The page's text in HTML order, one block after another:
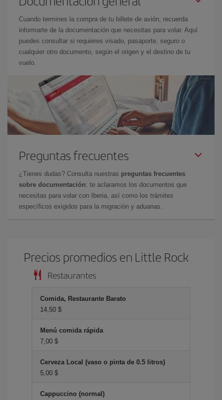
Cuando termines la compra de tu billete de avión, recuerda
informarte de la documentación que necesitas para volar. Aquí
puedes consultar si requieres visado, pasaporte, seguro o
cualquier otro documento, según el origen y el destino de tu
vuelo.
Preguntas frecuentes
¿Tienes dudas? Consulta nuestras preguntas frecuentes
sobre documentación: te aclaramos los documentos que
necesitas para volar con Iberia, así como los trámites
específicos exigidos para la migración y aduanas.
Precios promedios en Little Rock
Restaurantes
Comida, Restaurante Barato
14,50 $
Menú comida rápida
7,00 $
Cerveza Local (vaso o pinta de 0.5 litros)
5,00 $
Cappuccino (normal)